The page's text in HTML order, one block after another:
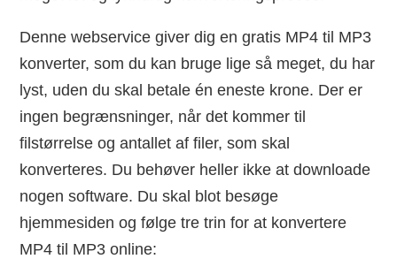
Denne webservice giver dig en gratis MP4 til MP3
konverter, som du kan bruge lige så meget, du har
lyst, uden du skal betale én eneste krone. Der er
ingen begrænsninger, når det kommer til
filstørrelse og antallet af filer, som skal
konverteres. Du behøver heller ikke at downloade
nogen software. Du skal blot besøge
hjemmesiden og følge tre trin for at konvertere
MP4 til MP3 online: